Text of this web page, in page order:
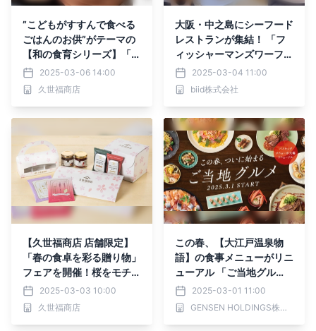
”こどもがすすんで食べる
ごはんのお供”がテーマの
【和の食育シリーズ】「ト
マト肉みそ」と「甘口つな
カレー」を新発売【久世福
商店】
2025-03-06 14:00
久世福商店
大阪・中之島にシーフード
レストランが集結！ 「フ
ィッシャーマンズワーフ中
之島GATE」が4月6日
（日）プレオープン！
2025-03-04 11:00
biid株式会社
【久世福商店 店舗限定】
「春の食卓を彩る贈り物」
フェアを開催！桜をモチー
フにした、華やかな限定ラ
ッピングも
2025-03-03 10:00
久世福商店
この春、【大江戸温泉物
語】の食事メニューがリニ
ューアル 「ご当地グル
メ」で各地を巡る楽しさを
満喫！
2025-03-01 11:00
GENSEN HOLDINGS株式会社